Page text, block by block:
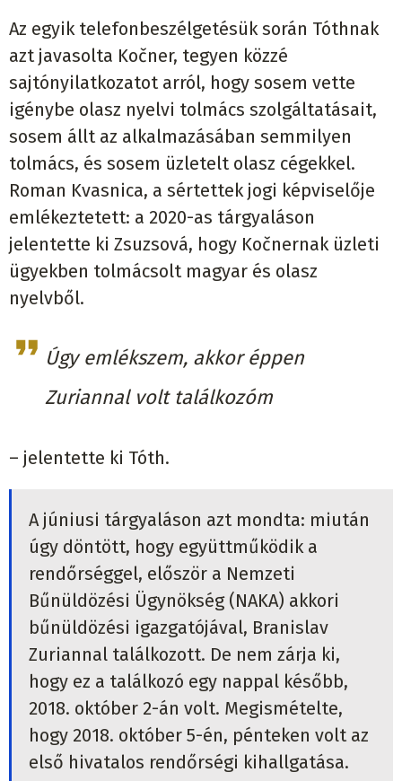
Az egyik telefonbeszélgetésük során Tóthnak
azt javasolta Kočner, tegyen közzé
sajtónyilatkozatot arról, hogy sosem vette
igénybe olasz nyelvi tolmács szolgáltatásait,
sosem állt az alkalmazásában semmilyen
tolmács, és sosem üzletelt olasz cégekkel.
Roman Kvasnica, a sértettek jogi képviselője
emlékeztetett: a 2020-as tárgyaláson
jelentette ki Zsuzsová, hogy Kočnernak üzleti
ügyekben tolmácsolt magyar és olasz
nyelvből.
Úgy emlékszem, akkor éppen
Zuriannal volt találkozóm
– jelentette ki Tóth.
A júniusi tárgyaláson azt mondta: miután
úgy döntött, hogy együttműködik a
rendőrséggel, először a Nemzeti
Bűnüldözési Ügynökség (NAKA) akkori
bűnüldözési igazgatójával, Branislav
Zuriannal találkozott. De nem zárja ki,
hogy ez a találkozó egy nappal később,
2018. október 2-án volt. Megismételte,
hogy 2018. október 5-én, pénteken volt az
első hivatalos rendőrségi kihallgatása.